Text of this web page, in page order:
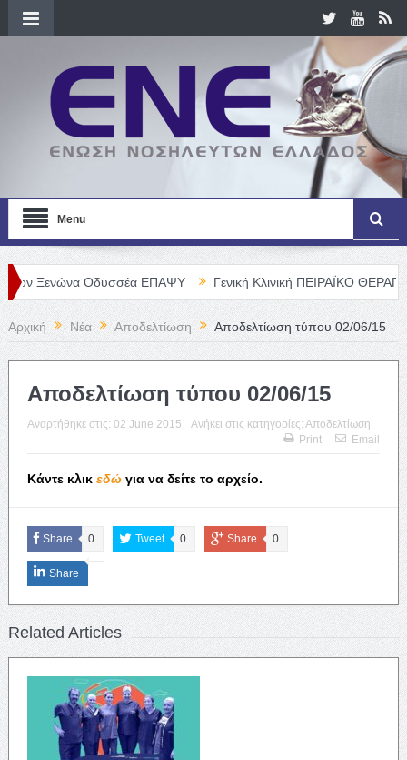
Menu
Οδυσσέα ΕΠΑΨΥ Γενική Κλινική ΠΕΙΡΑΪΚΟ
Αρχική Νέα Αποδελτίωση Αποδελτίωση τύπου 02/06/15
Αποδελτίωση τύπου 02/06/15
Αναρτήθηκε στις: 02 June 2015 Ανήκει στις κατηγορίες: Αποδελτίωση
Print
Email
Κάντε κλικ εδώγια να δείτε το αρχείο.
Share 0 Tweet 0 Share 0
Share
Related Articles